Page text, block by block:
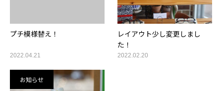
プチ模様替え！
2022.04.21
レイアウト少し変更しまし
た！
2022.02.20
お知らせ